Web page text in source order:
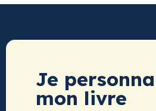
Je
mon livre